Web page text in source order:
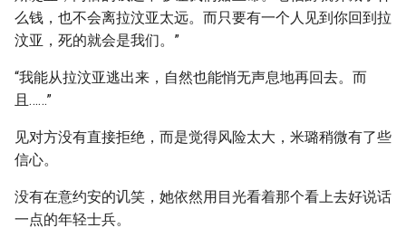
么钱，也不会离拉汶亚太远。而只要有一个人见到你回到拉
汶亚，死的就会是我们。”
“我能从拉汶亚逃出来，自然也能悄无声息地再回去。而
且……”
见对方没有直接拒绝，而是觉得风险太大，米璐稍微有了些
信心。
没有在意约安的讥笑，她依然用目光看着那个看上去好说话
一点的年轻士兵。